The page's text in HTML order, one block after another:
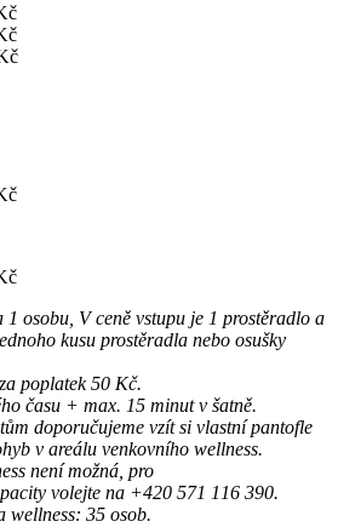
1 osobu, V ceně vstupu je 1 prostěradlo a
kusu prostěradla nebo osušky
poplatek 50 Kč.
času + max. 15 minut v šatně.
doporučujeme vzít si vlastní pantofle
v areálu venkovního wellness.
není možná, pro
volejte na +420 571 116 390.
wellness: 35 osob.